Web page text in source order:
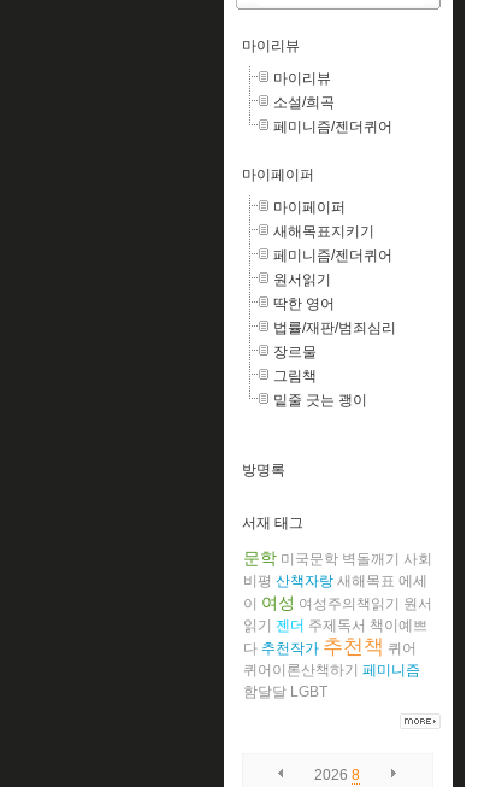
마이리뷰
마이리뷰
소설/희곡
페미니즘/젠더퀴어
마이페이퍼
마이페이퍼
새해목표지키기
페미니즘/젠더퀴어
원서읽기
딱한 영어
법률/재판/범죄심리
장르물
그림책
밑줄 긋는 괭이
방명록
서재 태그
문학 미국문학 벽돌깨기
사회
비평 산책자랑 새해목표 에세
이
여성 여성주의책읽기
원서
읽기
젠더 주제독서 책이예쁘
다 추천작가 추천책 퀴어
퀴어이론산책하기 페미니즘
함달달 LGBT
2026 8